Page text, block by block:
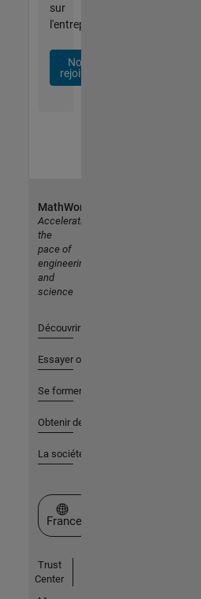
sur
l'entreprise.
Nous
rejoindre
MathWorks
Accelerating
the
pace of
engineering
and
science
Découvrir les produits
Essayer ou acheter
Se former
Obtenir de l'aide
La société
Sélectionner un site web
France
Trust
Center